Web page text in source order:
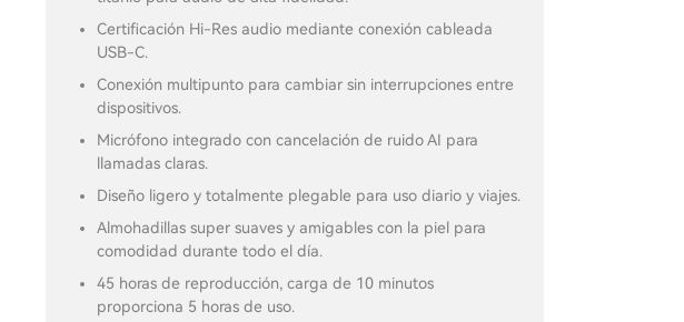
Certificación Hi-Res audio mediante conexión cableada
USB-C.
Conexión multipunto para cambiar sin interrupciones entre
dispositivos.
Micrófono integrado con cancelación de ruido AI para
llamadas claras.
Diseño ligero y totalmente plegable para uso diario y viajes.
Almohadillas super suaves y amigables con la piel para
comodidad durante todo el día.
45 horas de reproducción, carga de 10 minutos
proporciona 5 horas de uso.